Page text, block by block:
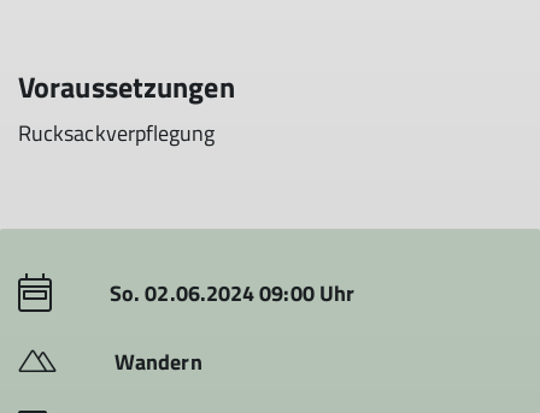
Voraussetzungen
Rucksackverpflegung
So. 02.06.2024 09:00 Uhr
Wandern